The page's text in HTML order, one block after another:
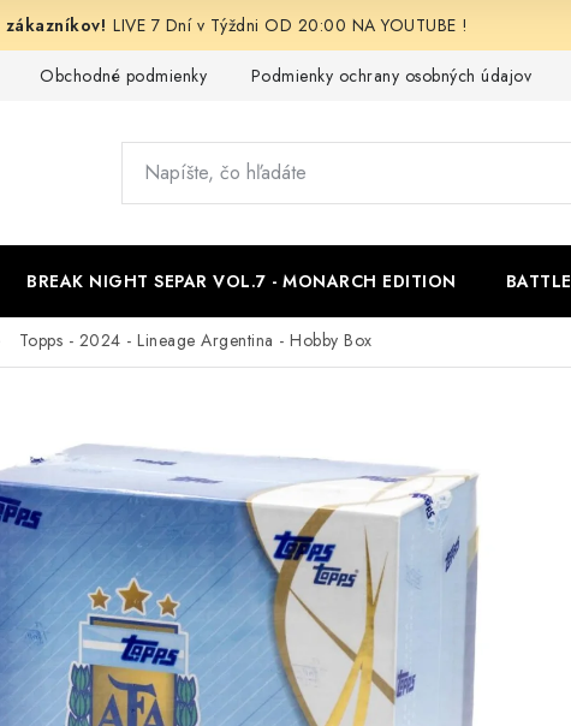
LIVE 7 Dní v Týždni OD 20:00 NA YOUTUBE !
Obchodné podmienky Podmienky ochrany osobných údajov
BREAK NIGHT SEPAR VOL.7 - MONARCH EDITION BATTLE
Topps - 2024 - Lineage Argentina - Hobby Box